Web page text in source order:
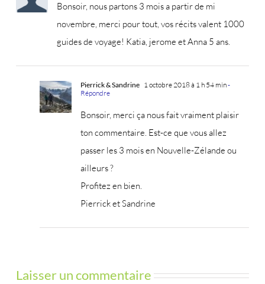
Bonsoir, nous partons 3 mois a partir de mi
novembre, merci pour tout, vos récits valent 1000
guides de voyage! Katia, jerome et Anna 5 ans.
Pierrick & Sandrine 1 octobre 2018 à 1 h 54 min-
Répondre
Bonsoir, merci ça nous fait vraiment plaisir
ton commentaire. Est-ce que vous allez
passer les 3 mois en Nouvelle-Zélande ou
ailleurs ?
Profitez en bien.
Pierrick et Sandrine
Laisser un commentaire